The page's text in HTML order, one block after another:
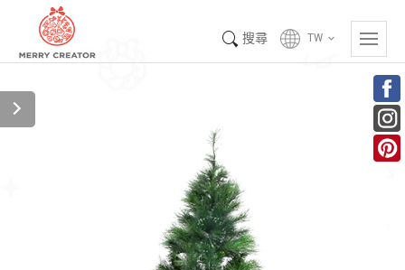
搜尋 TW keyboard_arrow_down